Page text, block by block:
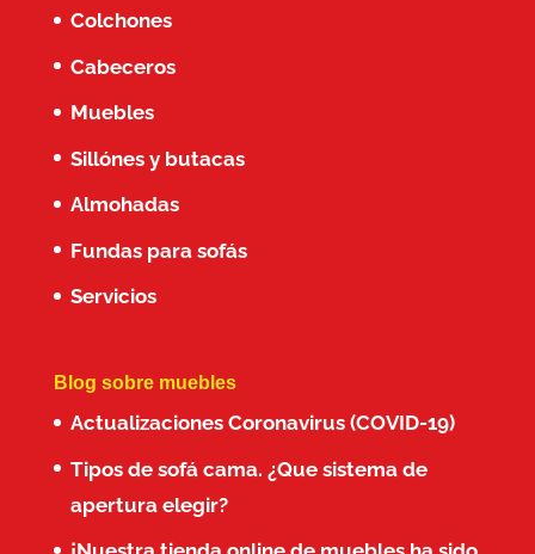
Colchones
Cabeceros
Muebles
Sillónes y butacas
Almohadas
Fundas para sofás
Servicios
Blog sobre muebles
Actualizaciones Coronavirus (COVID-19)
Tipos de sofá cama. ¿Que sistema de
apertura elegir?